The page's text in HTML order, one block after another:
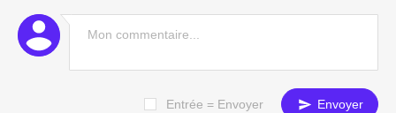
Entrée = Envoyer Envoyer